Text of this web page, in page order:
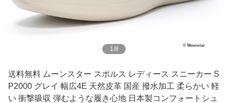
1 /8
送料無料 ムーンスター スポルス レディース スニーカー S
P2000 グレイ 幅広4E 天然皮革 国産 撥水加工 柔らかい 軽
い 衝撃吸収 弾むような履き心地 日本製コンフォートシュ